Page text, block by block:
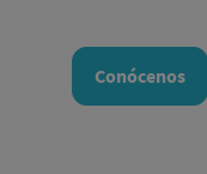
Conócenos